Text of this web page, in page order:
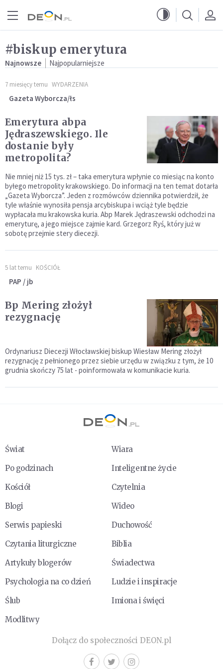
#biskup emerytura
Najnowsze Najpopularniejsze
7 miesięcy temu WYDARZENIA
Gazeta Wyborcza/łs
Emerytura abpa
Jędraszewskiego. Ile
dostanie były
metropolita?
Nie mniej niż 15 tys. zł – taka emerytura wpłynie co miesiąc na konto
byłego metropolity krakowskiego. Do informacji na ten temat dotarła
„Gazeta Wyborcza”. Jeden z rozmówców dziennika potwierdził, że
tyle właśnie wynosiła pensja arcybiskupa i wciąż tyle będzie
wypłacała mu krakowska kuria. Abp Marek Jędraszewski odchodzi na
emeryturę, a jego miejsce zajmie kard. Grzegorz Ryś, który już w
sobotę przejmie stery diecezji.
5 lat temu KOŚCIÓŁ
PAP / jb
Bp Mering złożył
rezygnację
Ordynariusz Diecezji Włocławskiej biskup Wiesław Mering złożył
rezygnację z pełnionego przez siebie urzędu w związku z tym, że 10
grudnia skończy 75 lat - poinformowała w komunikacie kuria.
Świat
Wiara
Po godzinach
Inteligentne życie
Kościół
Czytelnia
Blogi
Wideo
Serwis papieski
Duchowość
Czytania liturgiczne
Biblia
Artykuły blogerów
Świadectwa
Psychologia na co dzień
Ludzie i inspiracje
Ślub
Imiona i święci
Modlitwy
Dołącz do społeczności DEON.pl